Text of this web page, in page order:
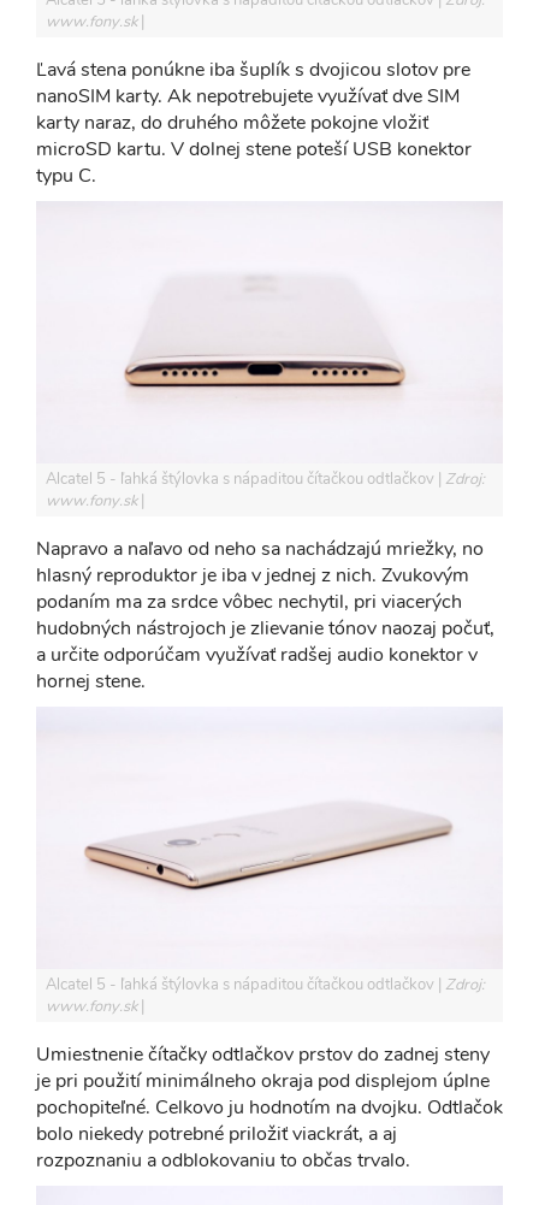
www.fony.sk
Ľavá stena ponúkne iba šuplík s dvojicou slotov pre
nanoSIM karty. Ak nepotrebujete využívať dve SIM
karty naraz, do druhého môžete pokojne vložiť
microSD kartu. V dolnej stene poteší USB konektor
typu C.
Alcatel 5 - ľahká štýlovka s nápaditou čítačkou odtlačkov Zdroj:
www.fony.sk
Napravo a naľavo od neho sa nachádzajú mriežky, no
hlasný reproduktor je iba v jednej z nich. Zvukovým
podaním ma za srdce vôbec nechytil, pri viacerých
hudobných nástrojoch je zlievanie tónov naozaj počuť,
a určite odporúčam využívať radšej audio konektor v
hornej stene.
Alcatel 5 - ľahká štýlovka s nápaditou čítačkou odtlačkov Zdroj:
www.fony.sk
Umiestnenie čítačky odtlačkov prstov do zadnej steny
je pri použití minimálneho okraja pod displejom úplne
pochopiteľné. Celkovo ju hodnotím na dvojku. Odtlačok
bolo niekedy potrebné priložiť viackrát, a aj
rozpoznaniu a odblokovaniu to občas trvalo.